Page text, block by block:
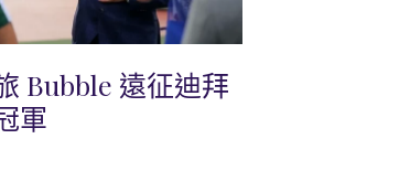
Bubble 遠征迪拜
軍